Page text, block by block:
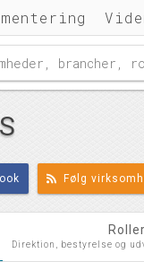
Følg
Roller
Direktion, bestyrelse og